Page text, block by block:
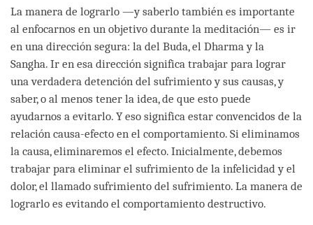
La manera de lograrlo —y saberlo también es importante
al enfocarnos en un objetivo durante la meditación— es ir
en una dirección segura: la del Buda, el Dharma y la
Sangha. Ir en esa dirección significa trabajar para lograr
una verdadera detención del sufrimiento y sus causas, y
saber, o al menos tener la idea, de que esto puede
ayudarnos a evitarlo. Y eso significa estar convencidos de la
relación causa-efecto en el comportamiento. Si eliminamos
la causa, eliminaremos el efecto. Inicialmente, debemos
trabajar para eliminar el sufrimiento de la infelicidad y el
dolor, el llamado sufrimiento del sufrimiento. La manera de
lograrlo es evitando el comportamiento destructivo.